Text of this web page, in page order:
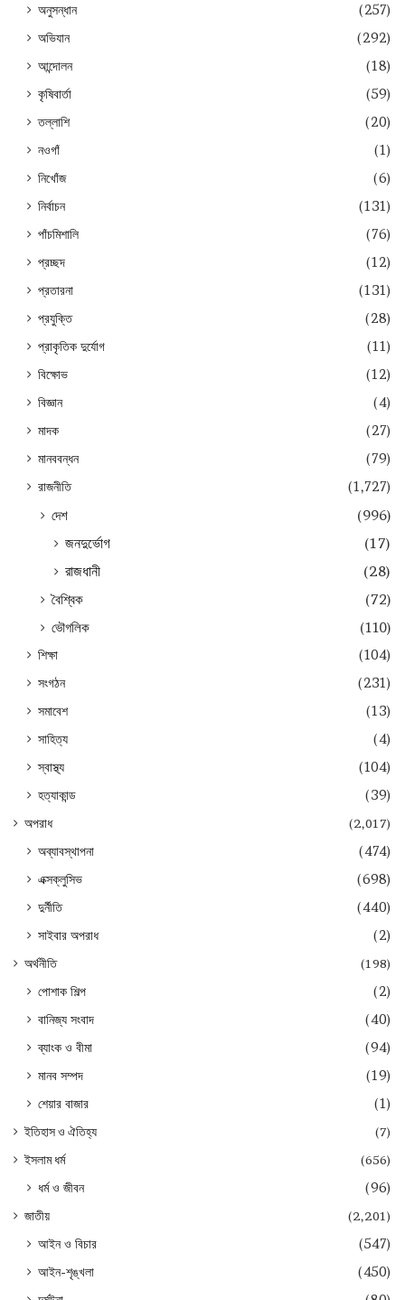
অনুসন্ধান
(257)
অভিযান
(292)
আন্দোলন
(18)
কৃষিবার্তা
(59)
তল্লাশি
(20)
নওগাঁ
(1)
নিখোঁজ
(6)
নির্বাচন
(131)
পাঁচমিশালি
(76)
প্রচ্ছদ
(12)
প্রতারনা
(131)
প্রযুক্তি
(28)
প্রাকৃতিক দুর্যোগ
(11)
বিক্ষোভ
(12)
বিজ্ঞান
(4)
মাদক
(27)
মানববন্ধন
(79)
রাজনীতি
(1,727)
দেশ
(996)
জনদুর্ভোগ
(17)
রাজধানী
(28)
বৈশ্বিক
(72)
ভৌগলিক
(110)
শিক্ষা
(104)
সংগঠন
(231)
সমাবেশ
(13)
সাহিত্য
(4)
স্বাস্থ্য
(104)
হত্যাকান্ড
(39)
অপরাধ (2,017)
অব্যাবস্থাপনা
(474)
এক্সক্লুসিভ
(698)
দুর্নীতি
(440)
সাইবার অপরাধ
(2)
অর্থনীতি (198)
পোশাক শিল্প
(2)
বানিজ্য সংবাদ
(40)
ব্যাংক ও বীমা
(94)
মানব সম্পদ
(19)
শেয়ার বাজার
(1)
ইতিহাস ও ঐতিহ্য
(7)
ইসলাম ধর্ম
(656)
ধর্ম ও জীবন (96)
জাতীয় (2,201)
আইন ও বিচার
(547)
আইন-শৃঙ্খলা
(450)